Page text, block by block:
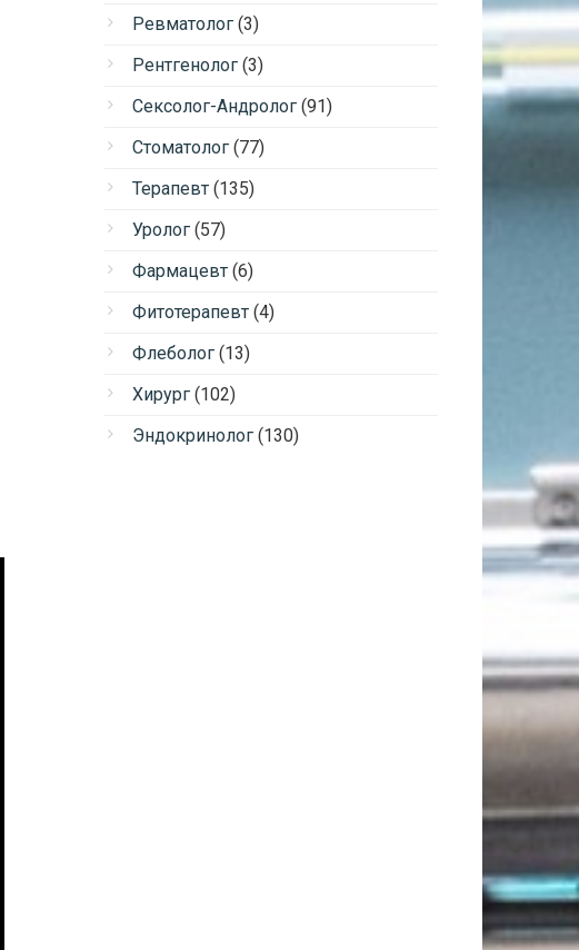
Ревматолог (3)
Рентгенолог (3)
Сексолог-Андролог (91)
Стоматолог (77)
Терапевт (135)
Уролог (57)
Фармацевт (6)
Фитотерапевт (4)
Флеболог (13)
Хирург (102)
Эндокринолог (130)